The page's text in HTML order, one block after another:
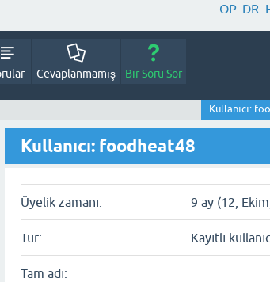
OP. DR.
Cevaplanmamış Bir Soru Sor
Kullanıcı:
Kullanıcı: foodheat48
Üyelik zamanı: 9 ay (12,
Tür: Kayıtlı
Tam adı: